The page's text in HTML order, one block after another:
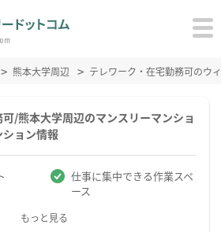
熊本大学周辺 テレワーク・在宅勤務可のウ
/熊本大学周辺のマンスリーマンショ
ョン情報
仕事に集中できる作業スペ
ース
もっと見る